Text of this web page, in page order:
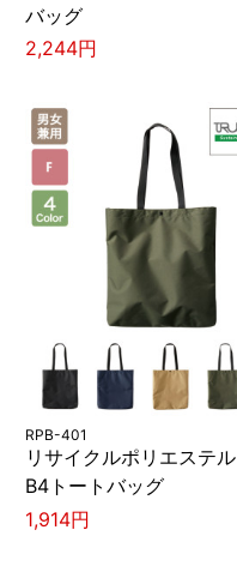
バッグ
2,244円
RPB-401
リサイクルポリエステル
B4トートバッグ
1,914円